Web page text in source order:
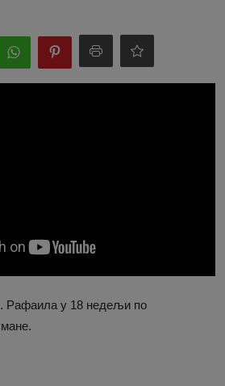
Рафаила у 18 недељи по